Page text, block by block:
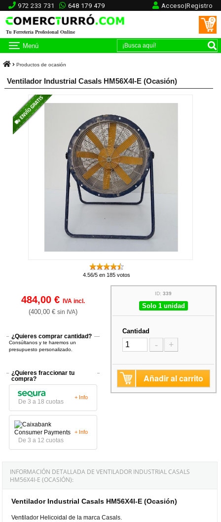
972 233 731 648 179 479 Acceso|Registro
Tu Ferretería Profesional Online
0
Menú
Productos de ocasión
Ventilador Industrial Casals HM56X4I-E (Ocasión)
4.56/5 en 185 votos
484,00 €IVA incl.
(400,00 €sin IVA)
¿Quieres comprar cantidad?
Consúltanos y te haremos un
presupuesto personalizado.
¿Quieres fraccionar tu
compra?
De 3 a 18 cuotas
+ Info
De 3 a 12 cuotas
+ Info
ID:339
Solo 1 unidad
Cantidad
- +
Añadir al carrito
INFORMACIÓN DETALLADA DE VENTILADOR INDUSTRIAL CASALS
HM56X4I-E (OCASIÓN):
Ventilador Industrial Casals HM56X4I-E (Ocasión)
Ventilador Helicoidal de la marca Casals.